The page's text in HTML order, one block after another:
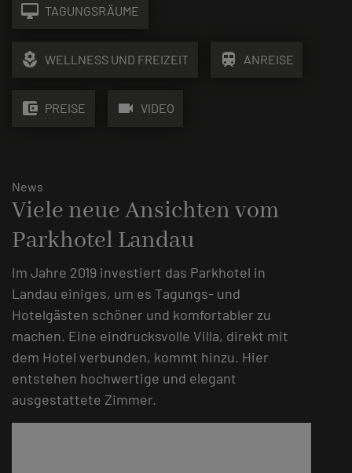
desktop_mac TAGUNGSRÄUME
local_florist WELLNESS UND FREIZEIT train ANREISE
account_balance_wallet PREISE videocam VIDEO
News
Viele neue Ansichten vom
Parkhotel Landau
Im Jahre 2019 investiert das Parkhotel in
Landau einiges, um es Tagungs- und
Hotelgästen schöner und komfortabler zu
machen. Eine eindrucksvolle Villa, direkt mit
dem Hotel verbunden, kommt hinzu. Hier
entstehen hochwertige und elegant
ausgestattete Zimmer.